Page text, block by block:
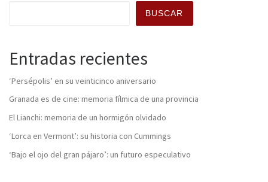
BUSCAR
Entradas recientes
‘Persépolis’ en su veinticinco aniversario
Granada es de cine: memoria fílmica de una provincia
El Lianchi: memoria de un hormigón olvidado
‘Lorca en Vermont’: su historia con Cummings
‘Bajo el ojo del gran pájaro’: un futuro especulativo